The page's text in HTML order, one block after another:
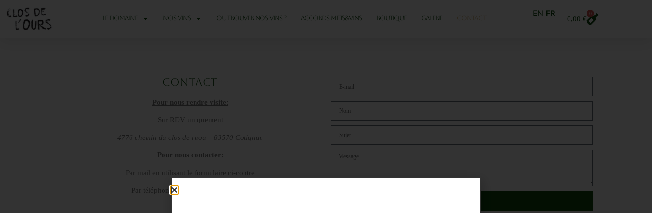
0,00 €
LE DOMAINE NOS VINS OÙ TROUVER NOS VINS ? ACCORDS METS&VINS BOUTIQUE GALERIE CONTACT
EN FR
CONTACT
Pour nous rendre visite:
Sur RDV uniquement
4776 chemin du clos de ruou – 83570 Cotignac
Pour nous contacter:
Par mail en utilisant le formulaire ci-contre
Par téléphone au +33 (0)4 94 04 77 69